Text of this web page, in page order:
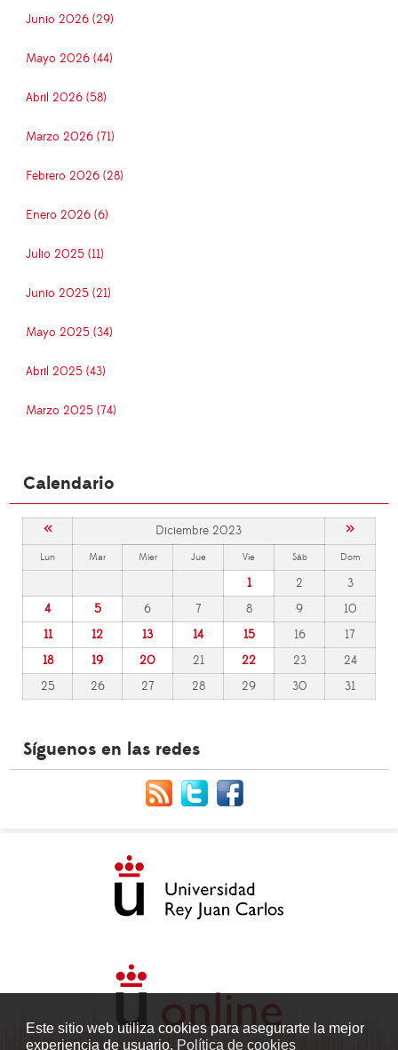
Este sitio web utiliza cookies para asegurarte la mejor
experiencia de usuario. Política de cookies
Junio 2026 (29)
Mayo 2026 (44)
Abril 2026 (58)
Marzo 2026 (71)
Febrero 2026 (28)
Enero 2026 (6)
Julio 2025 (11)
Junio 2025 (21)
Mayo 2025 (34)
Abril 2025 (43)
Marzo 2025 (74)
Calendario
« Diciembre 2023 »
Lun Mar Mier Jue Vie Sáb Dom
1 2
3
4
5 6 7 8 9
10
11
12 13 14 15 16
17
18
19 20 21 22 23
24
25
26 27 28 29 30 31
Síguenos en las redes